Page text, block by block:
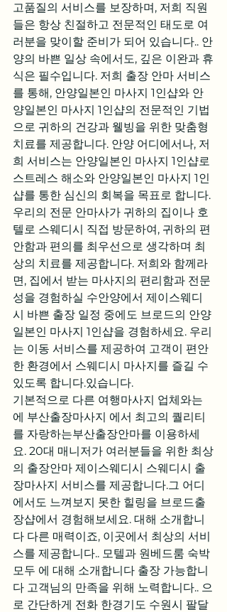
고품질의 서비스를 보장하며, 저희 직원
들은 항상 친절하고 전문적인 태도로 여
러분을 맞이할 준비가 되어 있습니다.. 안
양의 바쁜 일상 속에서도, 깊은 이완과 휴
식은 필수입니다. 저희 출장 안마 서비스
를 통해, 안양일본인 마사지 1인샵와 안
양일본인 마사지 1인샵의 전문적인 기법
으로 귀하의 건강과 웰빙을 위한 맞춤형
치료를 제공합니다. 안양 어디에서나, 저
희 서비스는 안양일본인 마사지 1인샵로
스트레스 해소와 안양일본인 마사지 1인
샵를 통한 심신의 회복을 목표로 합니다.
우리의 전문 안마사가 귀하의 집이나 호
텔로 스웨디시 직접 방문하여, 귀하의 편
안함과 편의를 최우선으로 생각하며 최
상의 치료를 제공합니다. 저희와 함께라
면, 집에서 받는 마사지의 편리함과 전문
성을 경험하실 수안양에서 제이스웨디
시 바쁜 출장 일정 중에도 브로드의 안양
일본인 마사지 1인샵을 경험하세요. 우리
는 이동 서비스를 제공하여 고객이 편안
한 환경에서 스웨디시 마사지를 즐길 수
있도록 합니다.있습니다.
기본적으로 다른 여행마사지 업체와는
에 부산출장마사지 에서 최고의 퀄리티
를 자랑하는부산출장안마를 이용하세
요. 20대 매니저가 여러분들을 위한 최상
의 출장안마 제이스웨디시 스웨디시 출
장마사지 서비스를 제공합니다.그 어디
에서도 느껴보지 못한 힐링을 브로드출
장샵에서 경험해보세요. 대해 소개합니
다 다른 매력이죠, 이곳에서 최상의 서비
스를 제공합니다.. 모텔과 원베드룸 숙박
모두 에 대해 소개합니다 출장 가능합니
다 고객님의 만족을 위해 노력합니다.. 으
로 간단하게 전화 한경기도 수원시 팔달